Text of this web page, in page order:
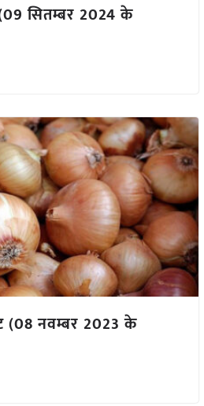
सितम्बर 2024 के
(08 नवम्बर 2023 के